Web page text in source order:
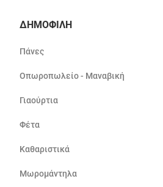
ΔΗΜΟΦΙΛΗ
Πάνες
Οπωροπωλείο - Μαναβική
Γιαούρτια
Φέτα
Καθαριστικά
Μωρομάντηλα